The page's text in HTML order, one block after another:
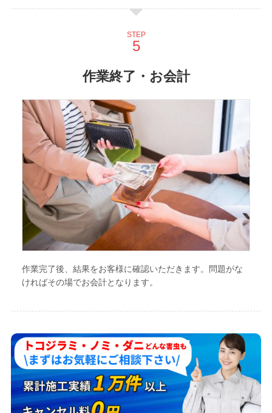
STEP
作業終了・お会計
作業完了後、結果をお客様に確認いただきます。問題がな
ければその場でお会計となります。